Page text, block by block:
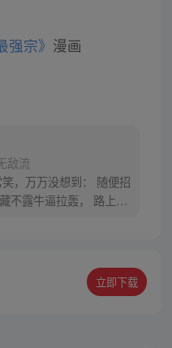
强宗》 漫画
敌流
，万万没想到： 随便招
不露牛逼拉轰， 路上闭
，挡不住啊
立即下载